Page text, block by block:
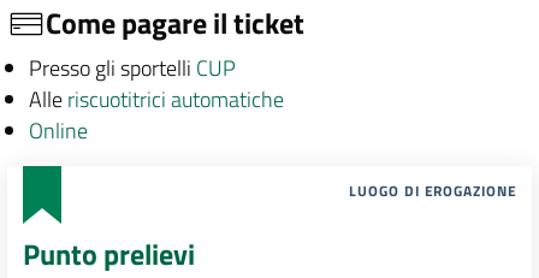
Come pagare il ticket
Presso gli sportelli CUP
Alleriscuotitrici automatiche
Online
LUOGO DI EROGAZIONE
Punto prelievi